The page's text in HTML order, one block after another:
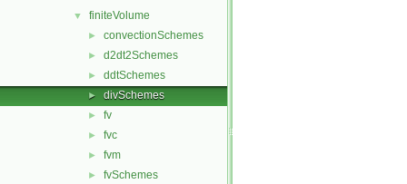
▼ finiteVolume
► convectionSchemes
► d2dt2Schemes
► ddtSchemes
► divSchemes
► fv
► fvc
► fvm
► fvSchemes